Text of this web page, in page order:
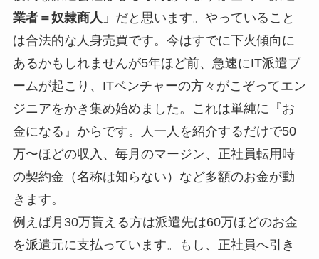
業者＝奴隷商人」 だと思います。やっていること
は合法的な人身売買です。今はすでに下火傾向に
あるかもしれませんが5年ほど前、急速にIT派遣ブ
ームが起こり、ITベンチャーの方々がこぞってエン
ジニアをかき集め始めました。これは単純に『お
金になる』からです。人一人を紹介するだけで50
万〜ほどの収入、毎月のマージン、正社員転用時
の契約金（名称は知らない）など多額のお金が動
きます。
例えば月30万貰える方は派遣先は60万ほどのお金
を派遣元に支払っています。もし、正社員へ引き